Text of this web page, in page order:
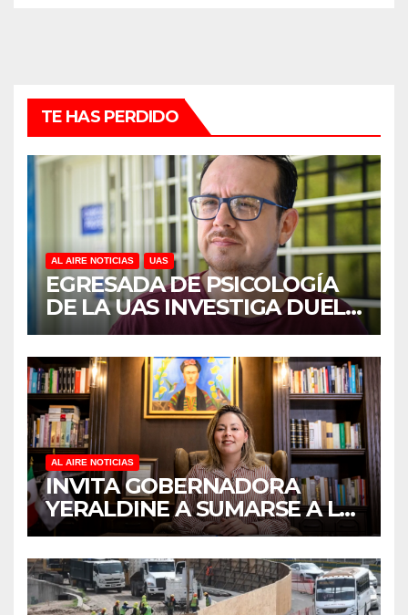
TE HAS PERDIDO
AL AIRE NOTICIAS UAS
EGRESADA DE PSICOLOGÍA
DE LA UAS INVESTIGA DUELO
ANTICIPADO Y SOBRECARGA
EN CUIDADORES DE
ADULTOS MAYORES
AL AIRE NOTICIAS
INVITA GOBERNADORA
YERALDINE A SUMARSE A LA
JORNADA NACIONAL DE
REFORESTACIÓN;
PLANTARÁN 6.6 MILLONES
DE ÁRBOLES